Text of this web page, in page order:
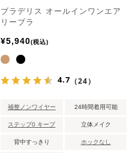
ブラデリス オールインワンエア
リーブラ
¥5,940 税込
4.7 （24）
補整ノンワイヤー 24時間着用可能
ステップ0 キープ 立体メイク
背中すっきり ホックなし